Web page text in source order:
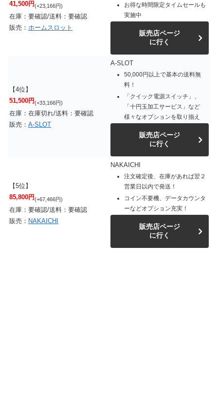
41,500円(+23,166円)
在庫：要確認/送料：要確認
販売： ホームスロット
お得な時間限定タイムセールも
実施中
販売店ページ
に行く
【4位】
51,500円(+33,166円)
在庫：在庫切れ/送料：要確認
販売： A-SLOT
A-SLOT
50,000円以上で基本の送料無
料！
「クイック電源スイッチ」、
「十円玉加工サービス」など
様々なオプションを取り揃え
販売店ページ
に行く
【5位】
85,800円(+67,466円)
在庫：要確認/送料：要確認
販売： NAKAICHI
NAKAICHI
注文確定後、在庫があれば翌２
営業日以内で発送！
コイン不要機、データカウンタ
ーなどオプション充実！
販売店ページ
に行く